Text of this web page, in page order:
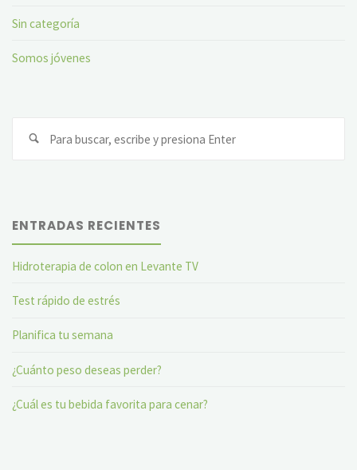
Sin categoría
Somos jóvenes
ENTRADAS RECIENTES
Hidroterapia de colon en Levante TV
Test rápido de estrés
Planifica tu semana
¿Cuánto peso deseas perder?
¿Cuál es tu bebida favorita para cenar?